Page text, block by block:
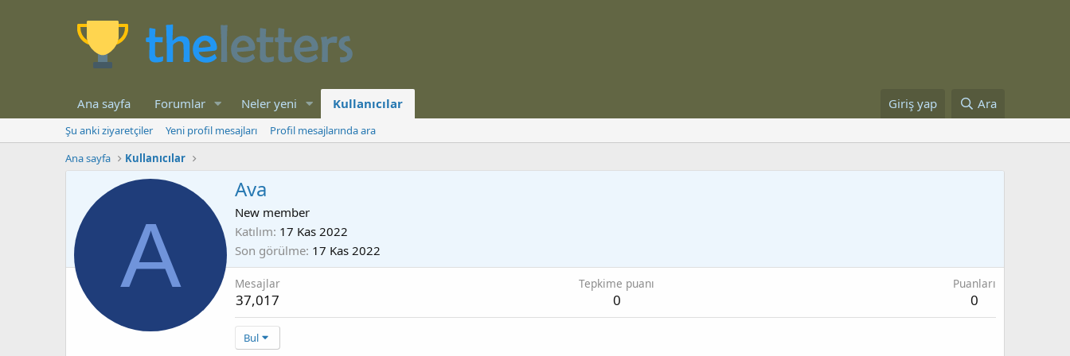
Ana sayfa Forumlar Neler yeni Kullanıcılar Giriş yap Ara
Şu anki ziyaretçiler Yeni profil mesajları
Profil mesajlarında ara
Ana sayfa
Kullanıcılar
A
Ava
New member
Katılım 17 Kas 2022
Son görülme 17 Kas 2022
Mesajlar
37,017
Tepkime puanı
0
Puanları
0
Bul